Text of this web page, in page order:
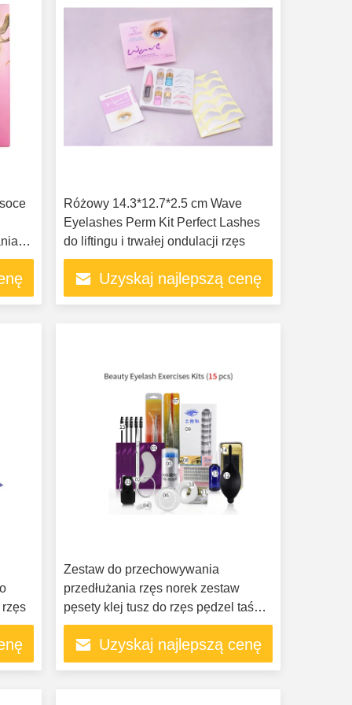
Różowy 14.3*12.7*2.5 cm Wave
Eyelashes Perm Kit Perfect Lashes
do liftingu i trwałej ondulacji rzęs
Uzyskaj najlepszą cenę
rzęs
Zestaw do przechowywania
przedłużania rzęs norek zestaw
pęsety klej tusz do rzęs pędzel taśma
opakowanie forma do mycia łatki
hurtowoUzyskaj najlepszą cenę